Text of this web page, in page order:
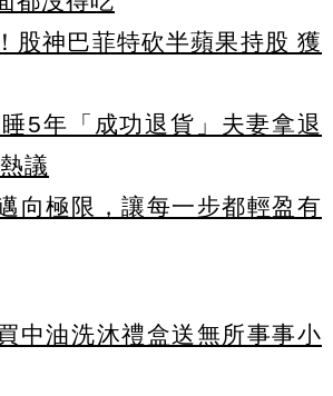
股神巴菲特砍半蘋果持股 獲
5年「成功退貨」夫妻拿退
議
向極限，讓每一步都輕盈有
中油洗沐禮盒送無所事事小